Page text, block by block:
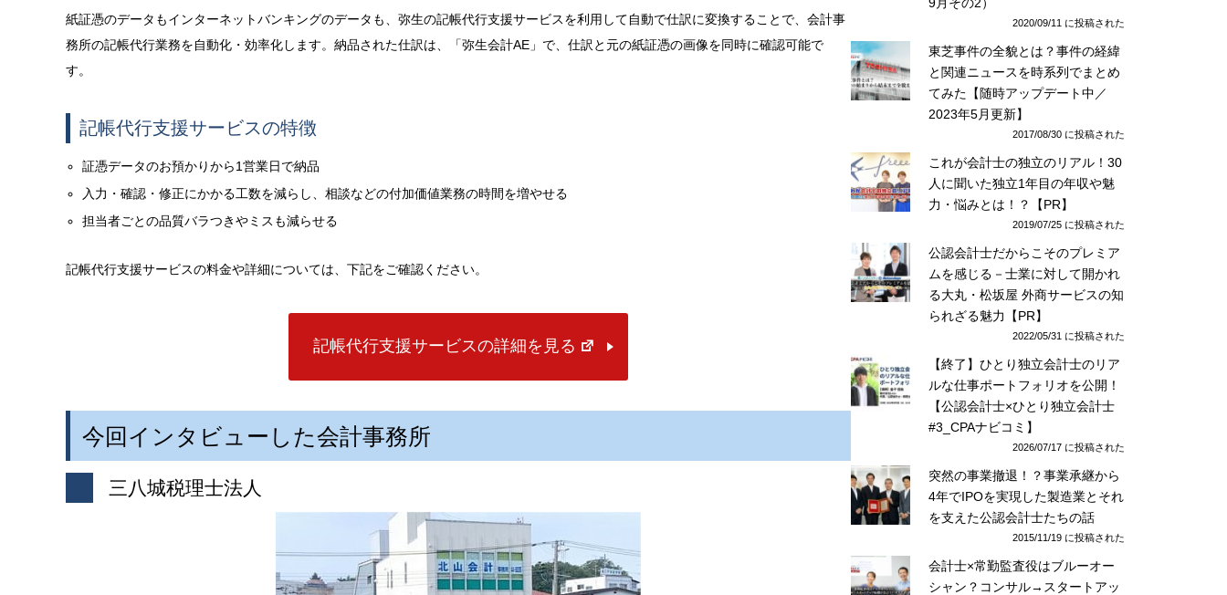
紙証憑のデータもインターネットバンキングのデータも、弥生の記帳代行支援サービスを利用して自動で仕訳に変換することで、会計事
務所の記帳代行業務を自動化・効率化します。納品された仕訳は、「弥生会計AE 」で、仕訳と元の紙証憑の画像を同時に確認可能で
す。
記帳代行支援サービスの特徴
証憑データのお預かりから1営業日で納品
入力・確認・修正にかかる工数を減らし、相談などの付加価値業務の時間を増やせる
担当者ごとの品質バラつきやミスも減らせる
記帳代行支援サービスの料金や詳細については、下記をご確認ください。
記帳代行支援サービスの詳細を見る
今回インタビューした会計事務所
三八城税理士法人
2020/09/11 に投稿された
東芝事件の全貌とは？事件の経緯
と関連ニュースを時系列でまとめ
てみた【随時アップデート中／
2023年5月更新】
2017/08/30 に投稿された
これが会計士の独立のリアル！30
人に聞いた独立1年目の年収や魅
力・悩みとは！？【PR】
2019/07/25 に投稿された
公認会計士だからこそのプレミア
ムを感じる－士業に対して開かれ
る大丸・松坂屋 外商サービスの知
られざる魅力【PR】
2022/05/31 に投稿された
【終了】ひとり独立会計士のリア
ルな仕事ポートフォリオを公開！
【公認会計士×ひとり独立会計士
#3_CPAナビコミ】
2026/07/17 に投稿された
突然の事業撤退！？事業承継から
4年でIPOを実現した製造業とそれ
を支えた公認会計士たちの話
2015/11/19 に投稿された
会計士×常勤監査役はブルーオー
シャン？コンサル→スタートアッ